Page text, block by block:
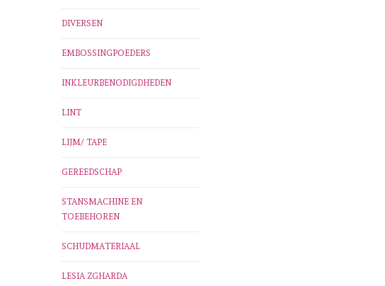
DIVERSEN
EMBOSSINGPOEDERS
INKLEURBENODIGDHEDEN
LINT
LIJM/ TAPE
GEREEDSCHAP
STANSMACHINE EN
TOEBEHOREN
SCHUDMATERIAAL
LESIA ZGHARDA